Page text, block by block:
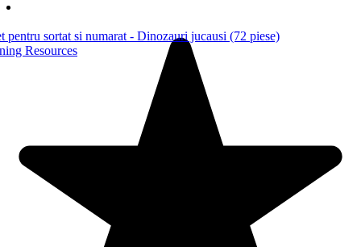
Tip produs: [5704]: Jucarie muzicala; Pentru | 9084: Fete;